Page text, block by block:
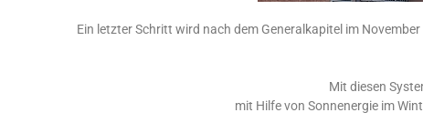
Ein letzter Schritt wird nach dem Generalkapitel im
Mit diesen
mit Hilfe von Sonnenergie im